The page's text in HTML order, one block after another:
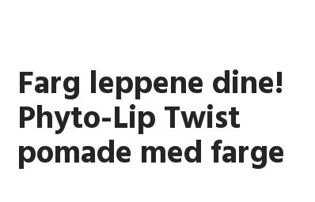
Farg leppene dine!
Phyto-Lip Twist
pomade med farge